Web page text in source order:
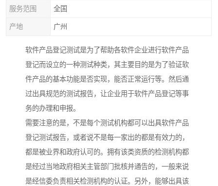
服务范围 全国
产地 广州
软件产品登记测试是为了帮助各软件企业进行软件产品
登记而设立的一种测试种类，其主要目的是为了验证软
件产品的基本功能是否实现，能否正常运行等。然后通
过出具规范的测试报告，让企业用于软件产品登记等事
务的办理和申报。
需要注意的是，不是每个测试机构都可以出具软件产品
登记测试报告，或者说不是每一家出的都是有效力的，
都是被业界和政府认可的。拥有该类资质的检测机构都
是经过当地政府相关主管部门批核并通告的，一般来说
是经信委负责相关检测机构的认证。另外，能够出具该